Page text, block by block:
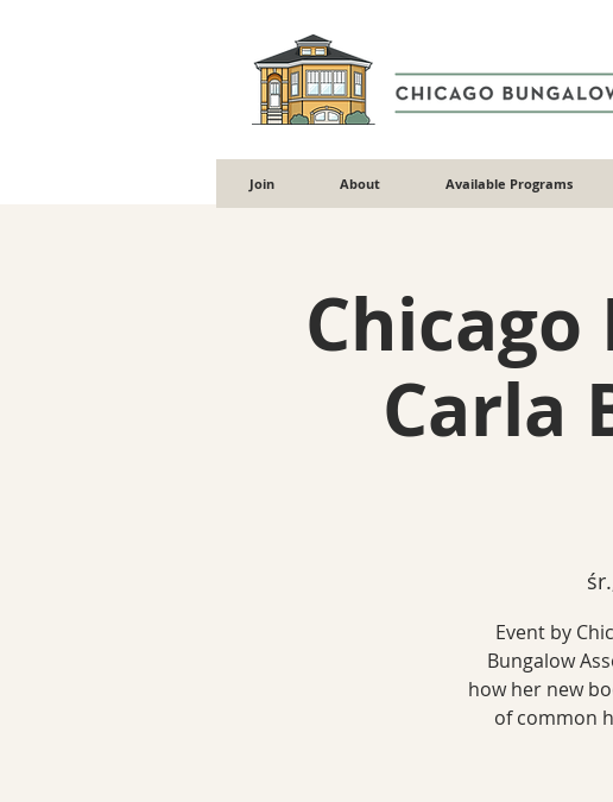
Join About Available Programs
Carla
Event by
Bungalow
how her new
of common